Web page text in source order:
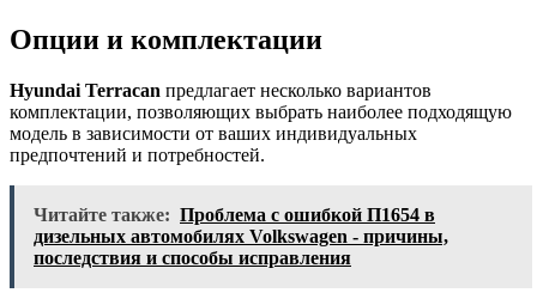
Опции и комплектации
Hyundai Terracan предлагает несколько вариантов
комплектации, позволяющих выбрать наиболее подходящую
модель в зависимости от ваших индивидуальных
предпочтений и потребностей.
Читайте также: Проблема с ошибкой П1654 в
дизельных автомобилях Volkswagen - причины,
последствия и способы исправления